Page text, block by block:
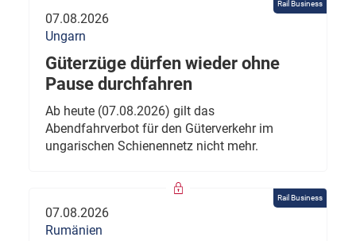
Rail Business
07.08.2026
Ungarn
Güterzüge dürfen wieder ohne
Pause durchfahren
Ab heute (07.08.2026) gilt das
Abendfahrverbot für den Güterverkehr im
ungarischen Schienennetz nicht mehr.
Rail Business
07.08.2026
Rumänien